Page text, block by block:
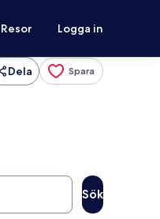
Resor Logga in
Dela Spara
Sök